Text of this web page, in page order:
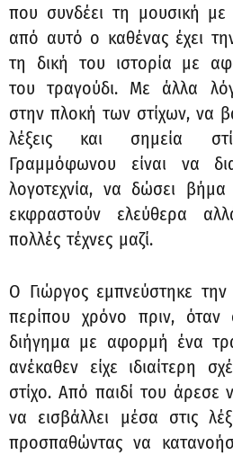
που συνδέει τη μουσική με
από αυτό ο καθένας έχει
τη δική του ιστορία με
του τραγούδι. Με άλλα
στην πλοκή των στίχων, να
λέξεις και σημεία
Γραμμόφωνου είναι να
λογοτεχνία, να δώσει
εκφραστούν ελεύθερα
πολλές τέχνες μαζί.
Ο Γιώργος εμπνεύστηκε
περίπου χρόνο πριν,
διήγημα με αφορμή ένα
ανέκαθεν είχε ιδιαίτερη
στίχο. Από παιδί του άρεσε
να εισβάλλει μέσα στις
προσπαθώντας να